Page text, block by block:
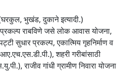
(घरकुल, भुखंड, दुकाने इत्यादी.)
प्रकल्प राबविणे जसे लोक आवास योजना,
सुधार प्रकल्प, एकात्मिय गृहनिर्माण व
शहरी गरीबांसाठी
राजीव गांधी ग्रामीण निवारा योजना